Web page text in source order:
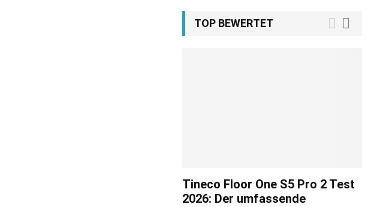
TOP BEWERTET
Tineco Floor One S5 Pro 2 Test
2026: Der umfassende